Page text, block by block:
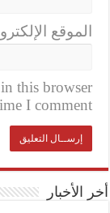
الموقع
this browser
I comment.
أخر الأخبار